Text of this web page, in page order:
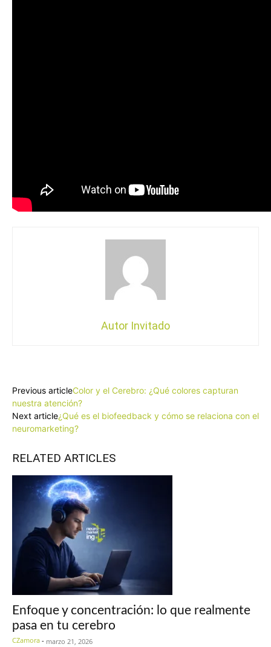
Autor Invitado
Previous articleColor y el Cerebro: ¿Qué colores capturan
nuestra atención?
Next article¿Qué es el biofeedback y cómo se relaciona con el
neuromarketing?
RELATED ARTICLES
Enfoque y concentración: lo que realmente
pasa en tu cerebro
CZamora - marzo 21, 2026